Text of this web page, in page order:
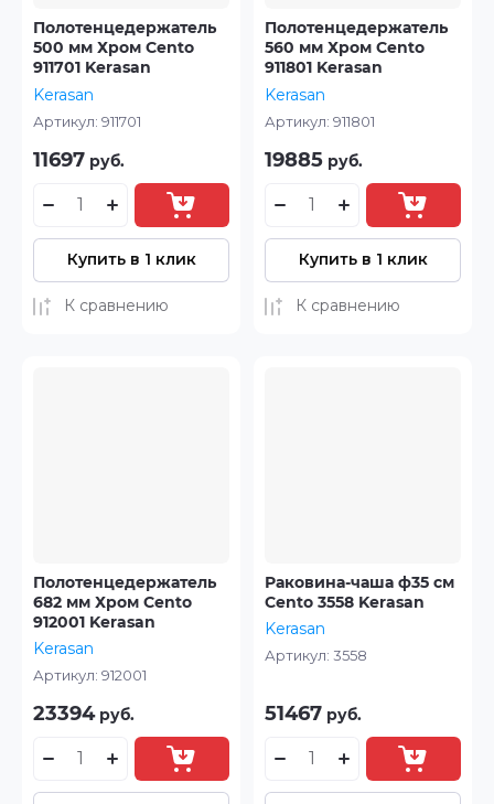
Полотенцедержатель
500 мм Хром Cento
911701 Kerasan
Kerasan
Артикул: 911701
11697 руб.
Купить в 1 клик
К сравнению
Полотенцедержатель
560 мм Хром Cento
911801 Kerasan
Kerasan
Артикул: 911801
19885 руб.
Купить в 1 клик
К сравнению
Полотенцедержатель
682 мм Хром Cento
912001 Kerasan
Kerasan
Артикул: 912001
23394 руб.
Раковина-чаша ф35 см
Cento 3558 Kerasan
Kerasan
Артикул: 3558
51467 руб.